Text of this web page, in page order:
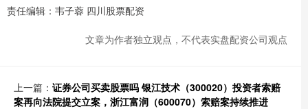
责任编辑：韦子蓉 四川股票配资
文章为作者独立观点，不代表实盘配资公司观点
上一篇： 证券公司买卖股票吗 银江技术（300020）投资者索赔
案再向法院提交立案，浙江富润（600070）索赔案持续推进